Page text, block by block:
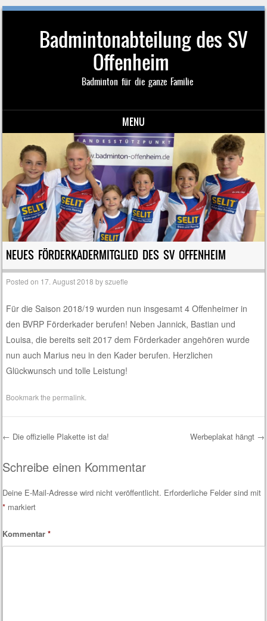
Badmintonabteilung des SV
Offenheim
Badminton für die ganze Familie
MENU
NEUES FÖRDERKADERMITGLIED DES SV OFFENHEIM
Posted on 17. August 2018 byszuefle
Für die Saison 2018/19 wurden nun insgesamt 4 Offenheimer in
den BVRP Förderkader berufen! Neben Jannick, Bastian und
Louisa, die bereits seit 2017 dem Förderkader angehören wurde
nun auch Marius neu in den Kader berufen. Herzlichen
Glückwunsch und tolle Leistung!
Bookmark thepermalink
Post navigation
← Die offizielle Plakette ist da! Werbeplakat hängt →
Schreibe einen Kommentar
Deine E-Mail-Adresse wird nicht veröffentlicht. Erforderliche Felder sind mit
* markiert
Kommentar*